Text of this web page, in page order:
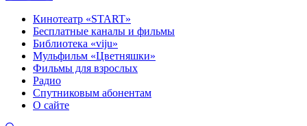
Кинотеатр «START»
Бесплатные каналы и фильмы
Библиотека «viju»
Мульфильм «Цветняшки»
Фильмы для взрослых
Радио
Спутниковым абонентам
О сайте